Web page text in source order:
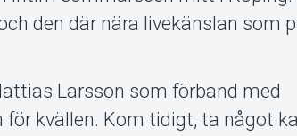
den där nära livekänslan som
Larsson som förband med
kvällen. Kom tidigt, ta något